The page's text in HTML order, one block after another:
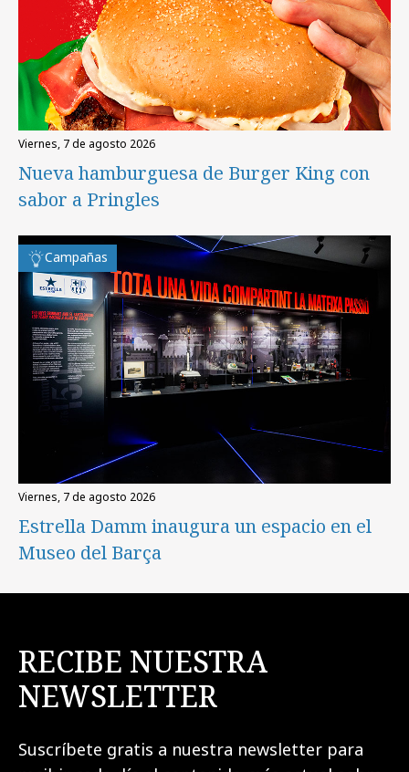
viernes, 7 de agosto 2026
Nueva hamburguesa de Burger King con
sabor a Pringles
Campañas
viernes, 7 de agosto 2026
Estrella Damm inaugura un espacio en el
Museo del Barça
RECIBE NUESTRA
NEWSLETTER
Suscríbete gratis a nuestra newsletter para